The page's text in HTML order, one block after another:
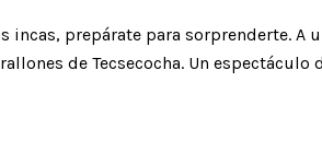
prepárate para sorprenderte.
de Tecsecocha. Un